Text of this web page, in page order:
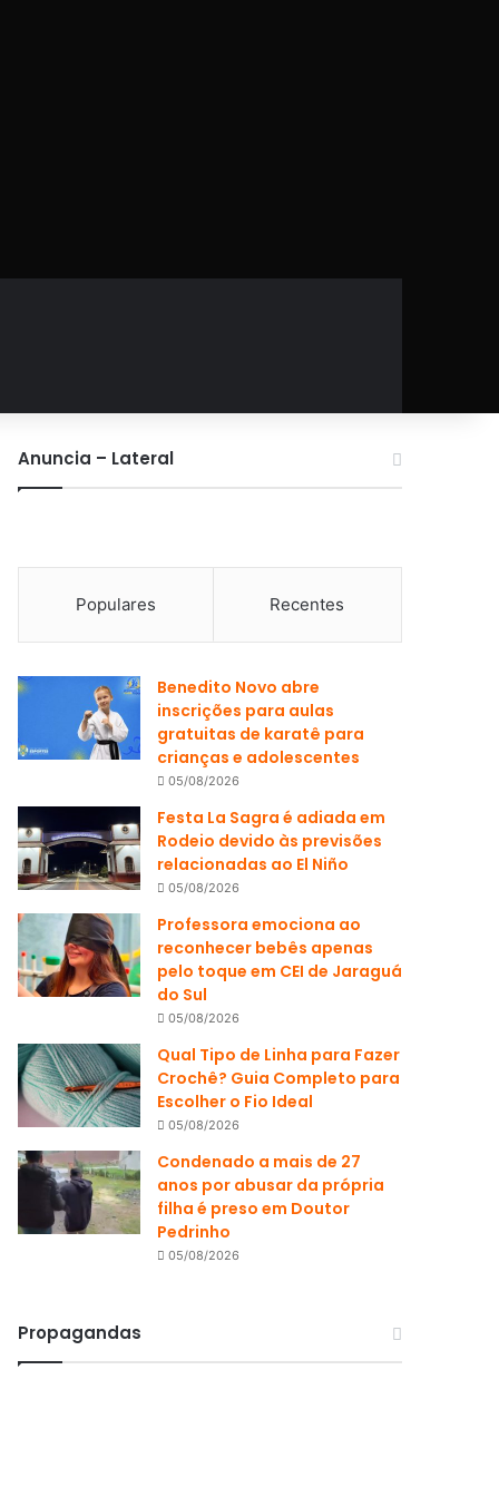
Anuncia – Lateral
Populares Recentes
Benedito Novo abre
inscrições para aulas
gratuitas de karatê para
crianças e adolescentes
05/08/2026
Festa La Sagra é adiada em
Rodeio devido às previsões
relacionadas ao El Niño
05/08/2026
Professora emociona ao
reconhecer bebês apenas
pelo toque em CEI de Jaraguá
do Sul
05/08/2026
Qual Tipo de Linha para Fazer
Crochê? Guia Completo para
Escolher o Fio Ideal
05/08/2026
Condenado a mais de 27
anos por abusar da própria
filha é preso em Doutor
Pedrinho
05/08/2026
Propagandas